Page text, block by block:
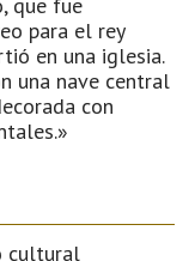
para el rey
en una iglesia.
una nave central
con
cultural